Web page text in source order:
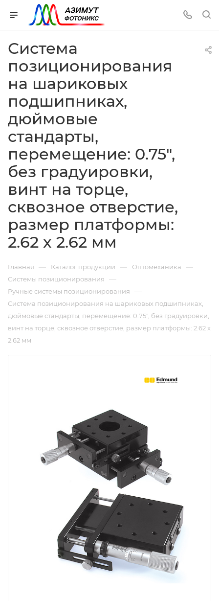
Система
позиционирования
на шариковых
подшипниках,
дюймовые
стандарты,
перемещение: 0.75",
без градуировки,
винт на торце,
сквозное отверстие,
размер платформы:
2.62 x 2.62 мм
Главная — Каталог продукции — Оптомеханика —
Системы позиционирования —
Ручные системы позиционирования —
Система позиционирования на шариковых подшипниках,
дюймовые стандарты, перемещение: 0.75", без градуировки,
винт на торце, сквозное отверстие, размер платформы: 2.62 x
2.62 мм